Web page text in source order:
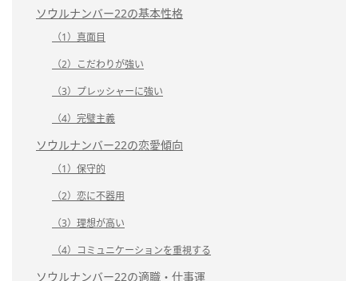
ソウルナンバー22の基本性格
（1）真面目
（2）こだわりが強い
（3）プレッシャーに強い
（4）完璧主義
ソウルナンバー22の恋愛傾向
（1）保守的
（2）恋に不器用
（3）理想が高い
（4）コミュニケーションを重視する
ソウルナンバー22の適職・仕事運